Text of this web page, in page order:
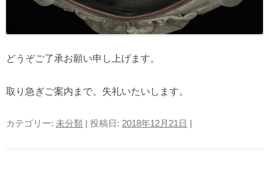
どうぞご了承お願い申し上げます。
取り急ぎご案内まで。失礼いたいします。
カテゴリー: 未分類 | 投稿日: 2018年12月21日